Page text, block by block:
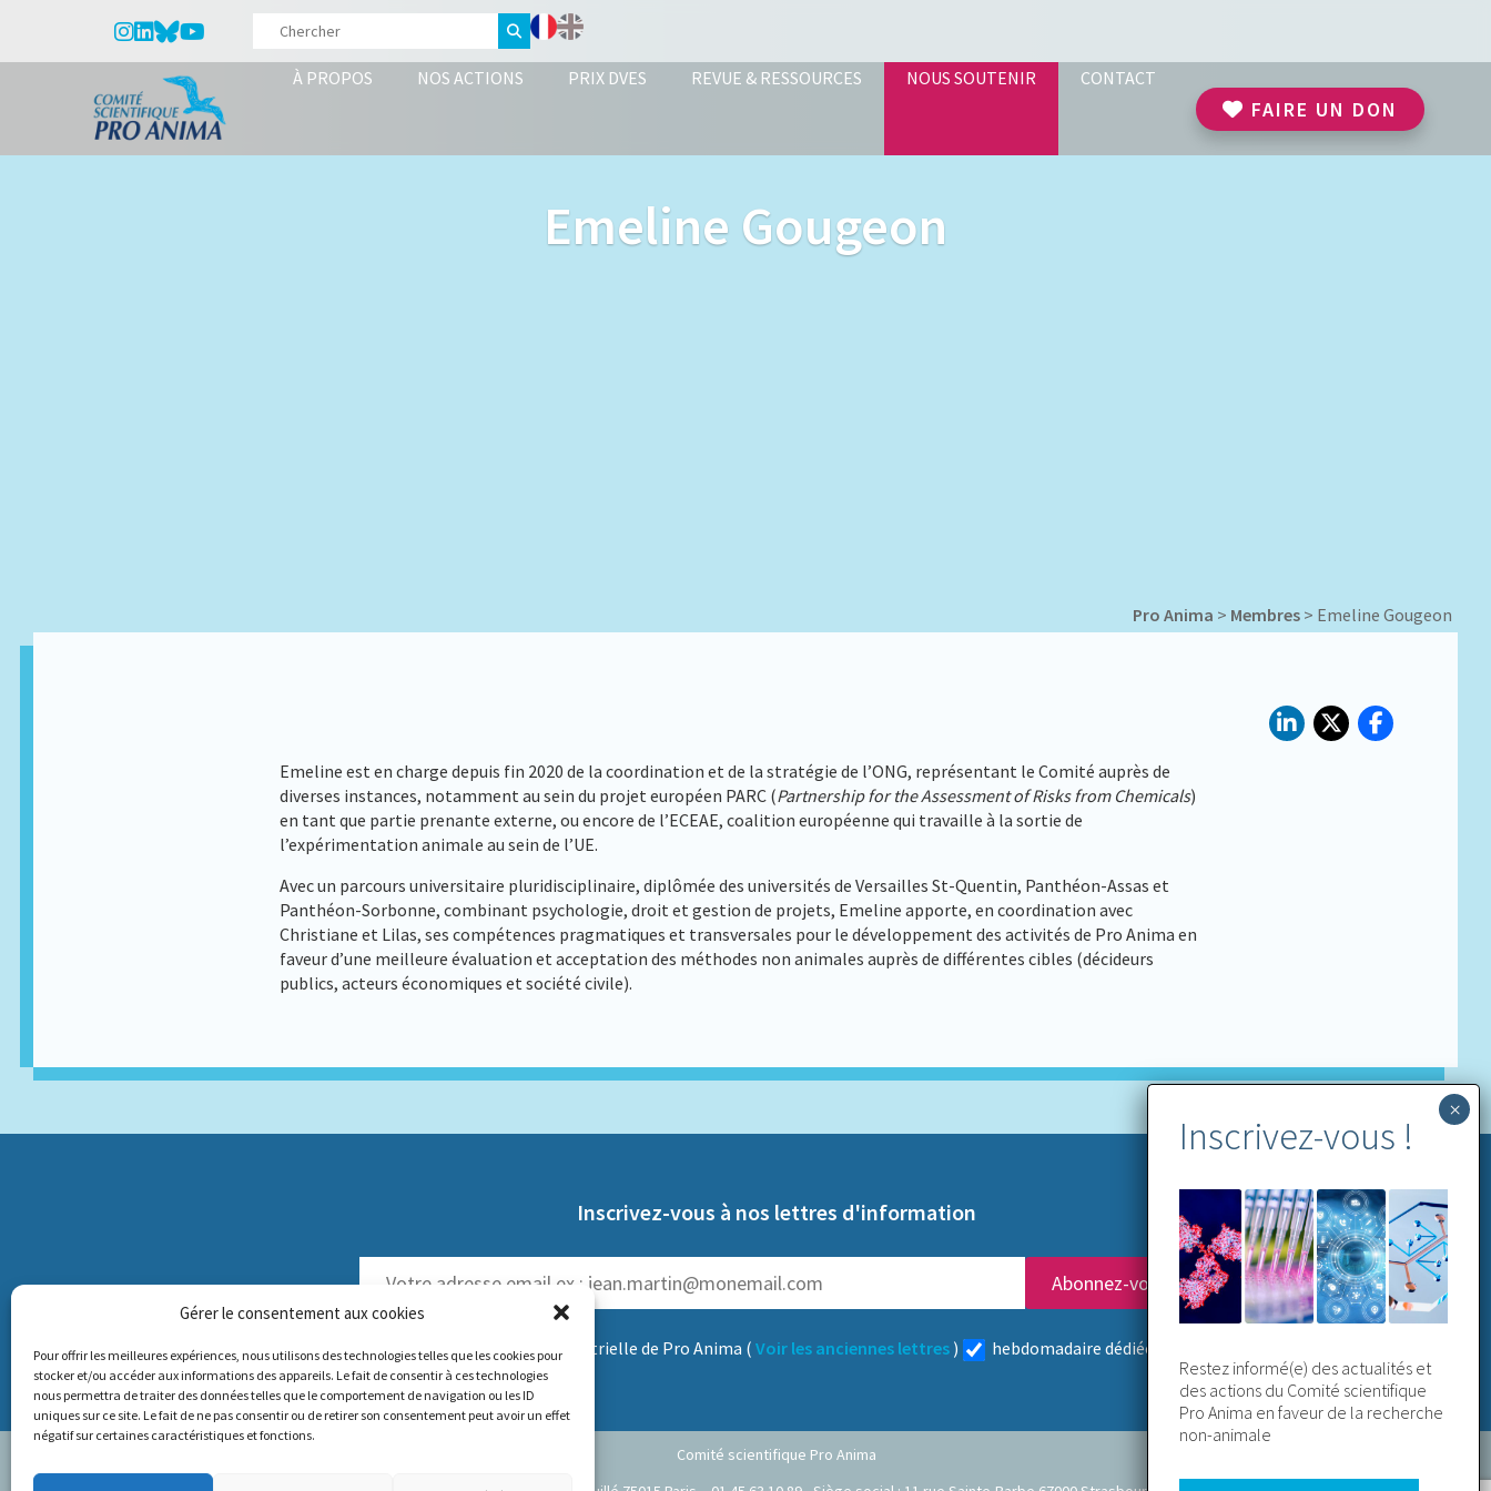
Gérer le consentement aux cookies
Pour offrir les meilleures expériences, nous utilisons des technologies telles que les cookies pour
stocker et/ou accéder aux informations des appareils. Le fait de consentir à ces technologies
nous permettra de traiter des données telles que le comportement de navigation ou les ID
uniques sur ce site. Le fait de ne pas consentir ou de retirer son consentement peut avoir un effet
négatif sur certaines caractéristiques et fonctions.
À PROPOS NOS ACTIONS PRIX DVES REVUE & RESSOURCES NOUS SOUTENIR CONTACT
FAIRE UN DON
Emeline Gougeon
Pro Anima > Membres > Emeline Gougeon
Emeline est en charge depuis fin 2020 de la coordination et de la stratégie de l’ONG, représentant le Comité auprès de
diverses instances, notamment au sein du projet européen PARC (Partnership for the Assessment of Risks from Chemicals)
en tant que partie prenante externe, ou encore de l’ECEAE, coalition européenne qui travaille à la sortie de
l’expérimentation animale au sein de l’UE.
Avec un parcours universitaire pluridisciplinaire, diplômée des universités de Versailles St-Quentin, Panthéon-Assas et
Panthéon-Sorbonne, combinant psychologie, droit et gestion de projets, Emeline apporte, en coordination avec
Christiane et Lilas, ses compétences pragmatiques et transversales pour le développement des activités de Pro Anima en
faveur d’une meilleure évaluation et acceptation des méthodes non animales auprès de différentes cibles (décideurs
publics, acteurs économiques et société civile).
Inscrivez-vous à nos lettres d'information
NOS LETTRES D'INFOS : trimestrielle de Pro Anima ( Voir les anciennes lettres) hebdomadaire dédiée aux NAMs
Comité scientifique Pro Anima
Restez informé(e) des actualités et
des actions du Comité scientifique
Pro Anima en faveur de la recherche
non-animale